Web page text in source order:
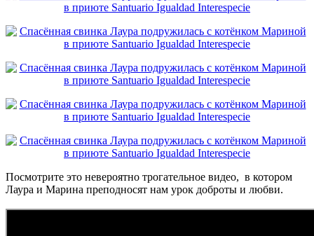
Посмотрите это невероятно трогательное видео, в котором
Лаура и Марина преподносят нам урок доброты и любви.